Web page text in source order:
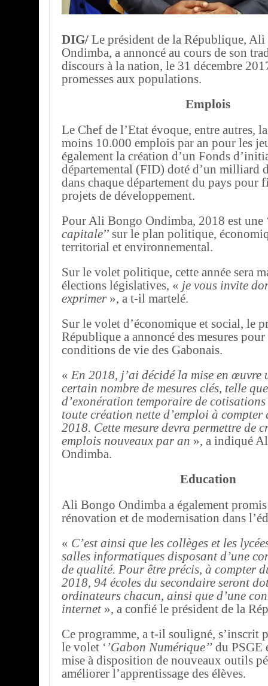
DIG/ Le président de la République,
Ondimba, a annoncé au cours de son
discours à la nation, le 31 décembre
promesses aux populations.
Emplois
Le Chef de l’Etat évoque, entre autres,
moins 10.000 emplois par an pour les
également la création d’un Fonds
départemental (FID) doté d’un milliard
dans chaque département du pays pour
projets de développement.
Pour Ali Bongo Ondimba, 2018 est une
capitale’’ sur le plan politique,
territorial et environnemental.
Sur le volet politique, cette année sera
élections législatives, « je vous invite
exprimer», a t-il martelé.
Sur le volet d’économique et social, le
République a annoncé des mesures
conditions de vie des Gabonais.
« En 2018, j’ai décidé la mise en œuvre
certain nombre de mesures clés, telle
d’exonération temporaire de
toute création nette d’emploi à
2018. Cette mesure devra permettre de
emplois nouveaux par an », a indiqué
Ondimba.
Education
Ali Bongo Ondimba a également
rénovation et de modernisation dans
« C’est ainsi que les collèges et les
salles informatiques disposant d’une
de qualité. Pour être précis, à compter
2018, 94 écoles du secondaire seront
ordinateurs chacun, ainsi que d’une
internet», a confié le président de la
Ce programme, a t-il souligné, s’inscrit
le volet ‘ ’Gabon Numérique’’ du PSGE
mise à disposition de nouveaux outils
améliorer l’apprentissage des élèves.